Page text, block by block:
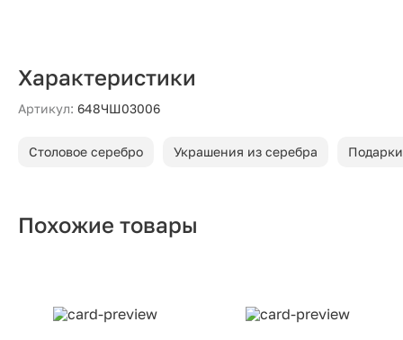
Характеристики
Артикул: 648ЧШ03006
Столовое серебро Украшения из серебра
Похожие товары